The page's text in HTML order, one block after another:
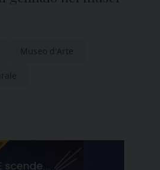
Museo d'Arte